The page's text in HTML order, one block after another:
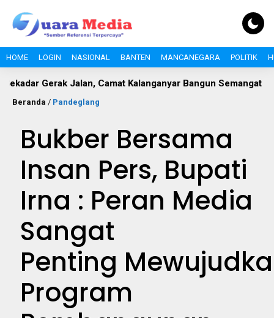
HOME LOGIN NASIONAL BANTEN MANCANEGARA POLITIK
Jalan, Camat Kalanganyar Bangun Semangat
Beranda / Pandeglang
Bukber Bersama
Insan Pers, Bupati
Irna : Peran Media
Sangat
Penting
Program